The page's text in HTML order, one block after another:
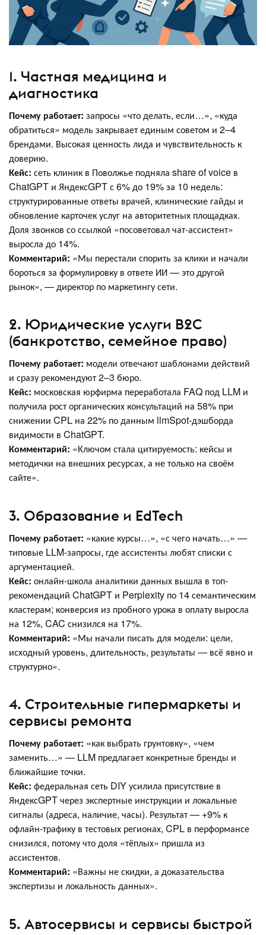
1. Частная медицина и
диагностика
Почему работает: запросы «что делать, если…», «куда
обратиться» модель закрывает единым советом и 2–4
брендами. Высокая ценность лида и чувствительность к
доверию.
Кейс: сеть клиник в Поволжье подняла share of voice в
ChatGPT и ЯндексGPT с 6% до 19% за 10 недель:
структурированные ответы врачей, клинические гайды и
обновление карточек услуг на авторитетных площадках.
Доля звонков со ссылкой «посоветовал чат-ассистент»
выросла до 14%.
Комментарий: «Мы перестали спорить за клики и начали
бороться за формулировку в ответе ИИ — это другой
рынок», — директор по маркетингу сети.
2. Юридические услуги B2C
(банкротство, семейное право)
Почему работает: модели отвечают шаблонами действий
и сразу рекомендуют 2–3 бюро.
Кейс: московская юрфирма переработала FAQ под LLM и
получила рост органических консультаций на 58% при
снижении CPL на 22% по данным llmSpot-дэшборда
видимости в ChatGPT.
Комментарий: «Ключом стала цитируемость: кейсы и
методички на внешних ресурсах, а не только на своём
сайте».
3. Образование и EdTech
Почему работает: «какие курсы…», «с чего начать…» —
типовые LLM-запросы, где ассистенты любят списки с
аргументацией.
Кейс: онлайн-школа аналитики данных вышла в топ-
рекомендаций ChatGPT и Perplexity по 14 семантическим
кластерам; конверсия из пробного урока в оплату выросла
на 12%, CAC снизился на 17%.
Комментарий: «Мы начали писать для модели: цели,
исходный уровень, длительность, результаты — всё явно и
структурно».
4. Cтроительные гипермаркеты и
сервисы ремонта
Почему работает: «как выбрать грунтовку», «чем
заменить…» — LLM предлагает конкретные бренды и
ближайшие точки.
Кейс: федеральная сеть DIY усилила присутствие в
ЯндексGPT через экспертные инструкции и локальные
сигналы (адреса, наличие, часы). Результат — +9% к
офлайн-трафику в тестовых регионах, CPL в перформансе
снизился, потому что доля «тёплых» пришла из
ассистентов.
Комментарий: «Важны не скидки, а доказательства
экспертизы и локальность данных».
5. Автосервисы и сервисы быстрой